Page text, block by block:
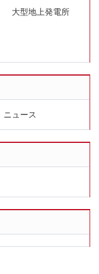
大型地上発電所
ニュース